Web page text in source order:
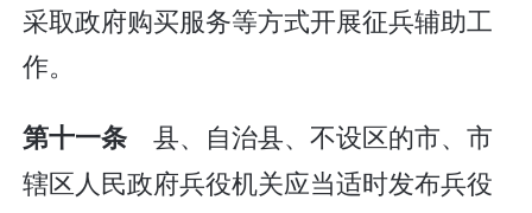
采取政府购买服务等方式开展征兵辅助工
作。
第十一条 县、自治县、不设区的市、市
辖区人民政府兵役机关应当适时发布兵役